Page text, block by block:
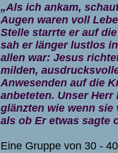
„Als ich ankam,
Augen waren voll
Stelle starrte er auf
sah er länger lustlos
allen war: Jesus
milden,
Anwesenden auf die
anbeteten. Unser
glänzten wie wenn sie
als ob Er etwas sagte
Eine Gruppe von 30 -